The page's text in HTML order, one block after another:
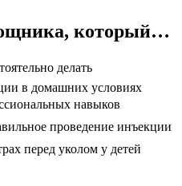
который…
делать
в домашних условиях
навыков
проведение инъекции
перед уколом у детей